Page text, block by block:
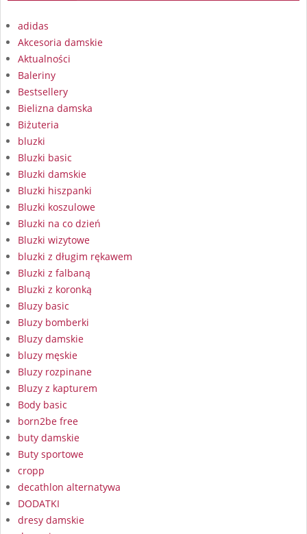
adidas
Akcesoria damskie
Aktualności
Baleriny
Bestsellery
Bielizna damska
Biżuteria
bluzki
Bluzki basic
Bluzki damskie
Bluzki hiszpanki
Bluzki koszulowe
Bluzki na co dzień
Bluzki wizytowe
bluzki z długim rękawem
Bluzki z falbaną
Bluzki z koronką
Bluzy basic
Bluzy bomberki
Bluzy damskie
bluzy męskie
Bluzy rozpinane
Bluzy z kapturem
Body basic
born2be free
buty damskie
Buty sportowe
cropp
decathlon alternatywa
DODATKI
dresy damskie